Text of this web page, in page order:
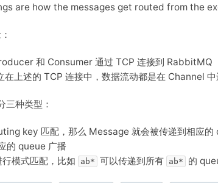
are how the messages get routed from the
和 Consumer 通过 TCP 连接到 RabbitMQ
在上述的 TCP 连接中，数据流动都是在 Channel
三种类型：
key 匹配，那么 Message 就会被传递到相应的
的 queue 广播
模式匹配，比如
ab* 可以传递到所有 ab* 的